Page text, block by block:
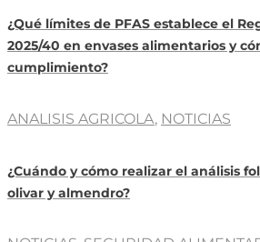
¿Qué límites de PFAS establece el
2025/40 en envases alimentarios y
cumplimiento?
ANALISIS AGRICOLA, NOTICIAS
¿Cuándo y cómo realizar el análisis
olivar y almendro?